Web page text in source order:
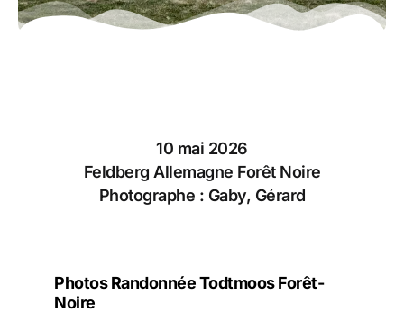
10 mai 2026
Feldberg Allemagne Forêt Noire
Photographe : Gaby, Gérard
Photos Randonnée Todtmoos Forêt-
Noire